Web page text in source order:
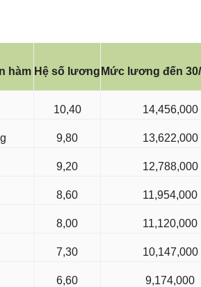
hàm Hệ số lương Mức lương đến
10,40 14,456,000
9,80 13,622,000
9,20 12,788,000
8,60 11,954,000
8,00 11,120,000
7,30 10,147,000
6,60 9,174,000